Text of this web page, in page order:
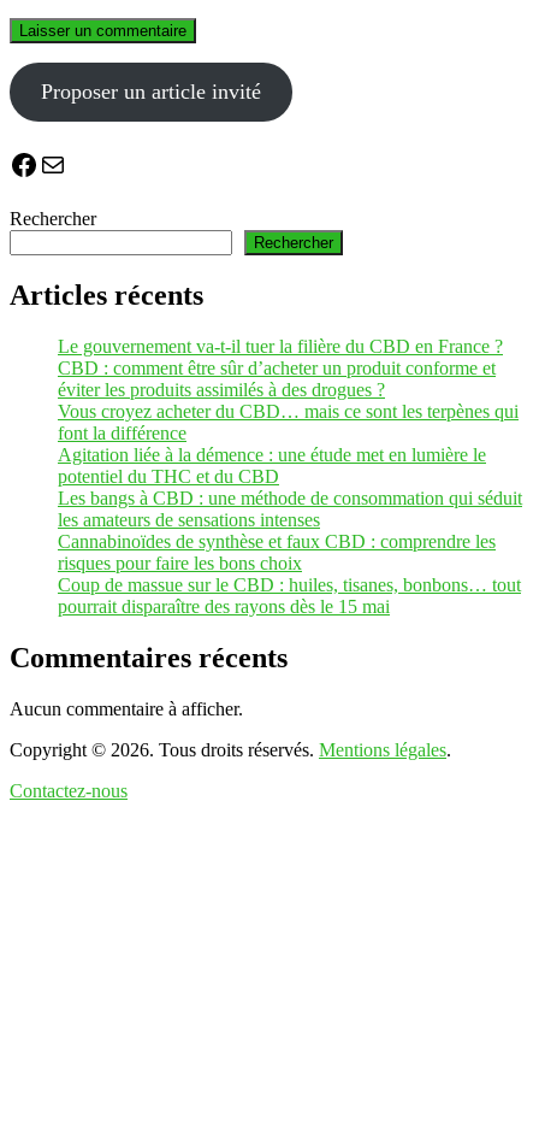
Proposer un article invité
Facebook
E-mail
Rechercher
Rechercher
Articles récents
Le gouvernement va-t-il tuer la filière du CBD en France ?
CBD : comment être sûr d’acheter un produit conforme et
éviter les produits assimilés à des drogues ?
Vous croyez acheter du CBD… mais ce sont les terpènes qui
font la différence
Agitation liée à la démence : une étude met en lumière le
potentiel du THC et du CBD
Les bangs à CBD : une méthode de consommation qui séduit
les amateurs de sensations intenses
Cannabinoïdes de synthèse et faux CBD : comprendre les
risques pour faire les bons choix
Coup de massue sur le CBD : huiles, tisanes, bonbons… tout
pourrait disparaître des rayons dès le 15 mai
Commentaires récents
Aucun commentaire à afficher.
Copyright © 2026. Tous droits réservés. Mentions légales.
Contactez-nous